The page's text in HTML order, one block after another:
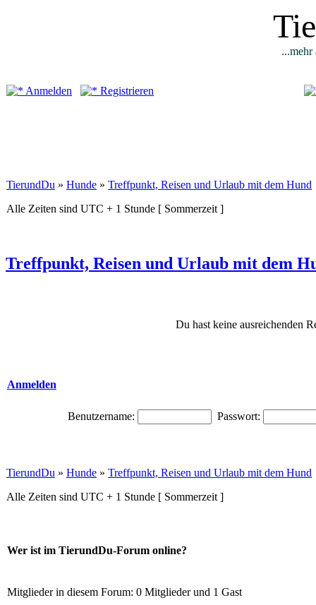
...mehr
Anmelden Registrieren
TierundDu » Hunde » Treffpunkt, Reisen und Urlaub mit dem Hund
Alle Zeiten sind UTC + 1 Stunde [ Sommerzeit ]
Treffpunkt, Reisen und Urlaub mit dem
Du hast keine ausreichenden
Anmelden
Benutzername: Passwort:
TierundDu » Hunde » Treffpunkt, Reisen und Urlaub mit dem Hund
Alle Zeiten sind UTC + 1 Stunde [ Sommerzeit ]
Wer ist im TierundDu-Forum online?
Mitglieder in diesem Forum: 0 Mitglieder und 1 Gast